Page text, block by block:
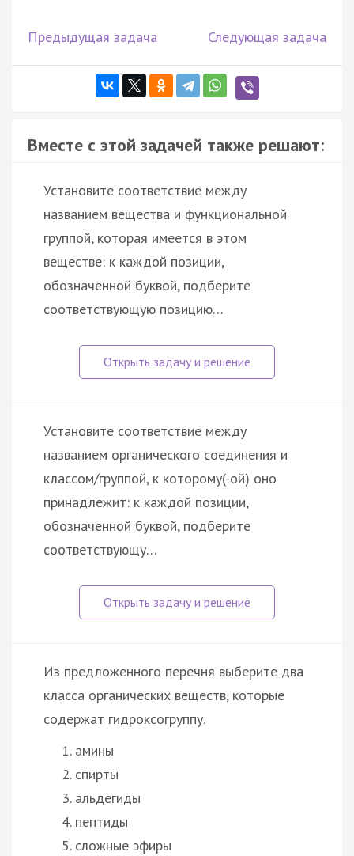
Предыдущая задача Следующая задача
Вместе с этой задачей также решают:
Установите соответствие между
названием вещества и функциональной
группой, которая имеется в этом
веществе: к каждой позиции,
обозначенной буквой, подберите
соответствующую позицию…
Установите соответствие между
названием органического соединения и
классом/группой, к которому(-ой) оно
принадлежит: к каждой позиции,
обозначенной буквой, подберите
соответствующу…
Из предложенного перечня выберите два
класса органических веществ, которые
содержат гидроксогруппу.
амины
спирты
альдегиды
пептиды
сложные эфиры